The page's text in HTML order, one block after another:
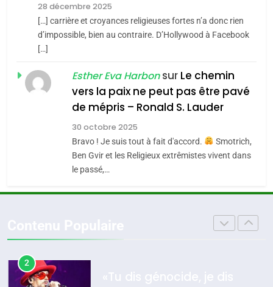
Accords d’Isaac:
l’alliance pourrait
s’étendre à 13 pays
d’Amérique latine
ISRAÉL JUDAISME
2025, l’année la plus
meurtrière selon le
FIÈRE, DIGNE ET RÉSILIENTE :
28 décembre 2025
[…] carrière et croyances religieuses fortes n’a donc rien
d’impossible, bien au contraire. D’Hollywood à Facebook
[…]
Esther Eva Harbonsur Le chemin
vers la paix ne peut pas être pavé
de mépris – Ronald S. Lauder
30 octobre 2025
Bravo ! Je suis tout à fait d'accord.
Smotrich,
Ben Gvir et les Religieux extrêmistes vivent dans
le passé,…
Zrihen-Dvir
CE QUI NOUS MANQUE –
JUDAISME
Maroc : Les amandes de
Tafraout, le miel de Tadla
Azilal consacrés produits
du terroir
DAFINA MAROC
Oeil ravageur – Vanessa De
2